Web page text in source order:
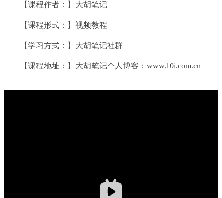
【课程作者：】大胡笔记
【课程形式：】视频教程
【学习方式：】大胡笔记社群
【课程地址：】大胡笔记个人博客：www.10i.com.cn